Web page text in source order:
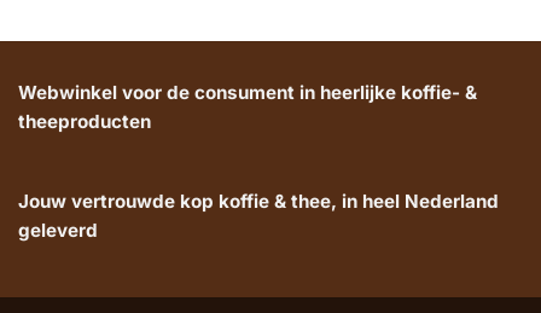
Webwinkel voor de consument in heerlijke koffie- &
theeproducten
Jouw vertrouwde kop koffie & thee, in heel Nederland
geleverd